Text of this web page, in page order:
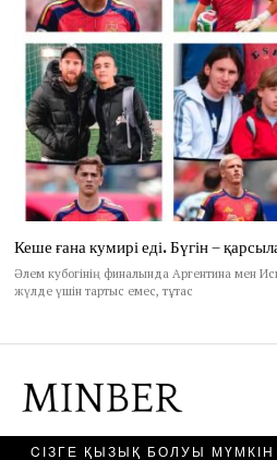
Кеше ғана кумирі еді. Бүгін –
Әлем кубогінің финалында Аргентина мен
жүлде үшін тартыс емес, тұтас
CІЗГЕ ҚЫЗЫҚ БОЛУЫ МҮМКІН